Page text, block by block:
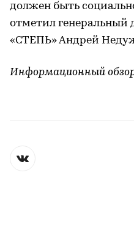
должен быть
отметил генеральный
«СТЕПЬ» Андрей
Информационный